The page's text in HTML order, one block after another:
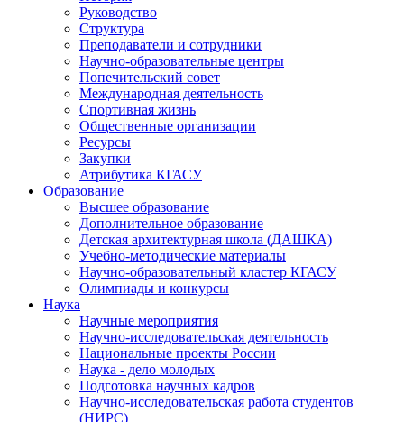
Руководство
Структура
Преподаватели и сотрудники
Научно-образовательные центры
Попечительский совет
Международная деятельность
Спортивная жизнь
Общественные организации
Ресурсы
Закупки
Атрибутика КГАСУ
Образование
Высшее образование
Дополнительное образование
Детская архитектурная школа (ДАШКА)
Учебно-методические материалы
Научно-образовательный кластер КГАСУ
Олимпиады и конкурсы
Наука
Научные мероприятия
Научно-исследовательская деятельность
Национальные проекты России
Наука - дело молодых
Подготовка научных кадров
Научно-исследовательская работа студентов
(НИРС)